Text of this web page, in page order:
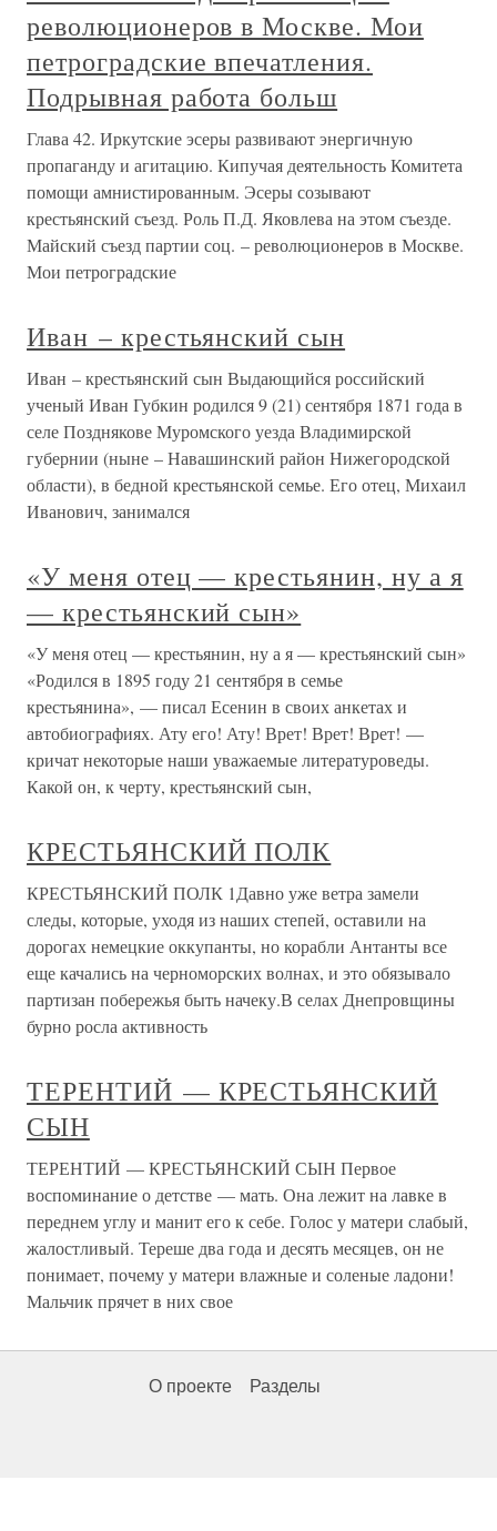
революционеров в Москве. Мои
петроградские впечатления.
Подрывная работа больш
Глава 42. Иркутские эсеры развивают энергичную
пропаганду и агитацию. Кипучая деятельность Комитета
помощи амнистированным. Эсеры созывают
крестьянский съезд. Роль П.Д. Яковлева на этом съезде.
Майский съезд партии соц. – революционеров в Москве.
Мои петроградские
Иван – крестьянский сын
Иван – крестьянский сын Выдающийся российский
ученый Иван Губкин родился 9 (21) сентября 1871 года в
селе Позднякове Муромского уезда Владимирской
губернии (ныне – Навашинский район Нижегородской
области), в бедной крестьянской семье. Его отец, Михаил
Иванович, занимался
«У меня отец — крестьянин, ну а я
— крестьянский сын»
«У меня отец — крестьянин, ну а я — крестьянский сын»
«Родился в 1895 году 21 сентября в семье
крестьянина», — писал Есенин в своих анкетах и
автобиографиях. Ату его! Ату! Врет! Врет! Врет! —
кричат некоторые наши уважаемые литературоведы.
Какой он, к черту, крестьянский сын,
КРЕСТЬЯНСКИЙ ПОЛК
КРЕСТЬЯНСКИЙ ПОЛК 1Давно уже ветра замели
следы, которые, уходя из наших степей, оставили на
дорогах немецкие оккупанты, но корабли Антанты все
еще качались на черноморских волнах, и это обязывало
партизан побережья быть начеку.В селах Днепровщины
бурно росла активность
ТЕРЕНТИЙ — КРЕСТЬЯНСКИЙ
СЫН
ТЕРЕНТИЙ — КРЕСТЬЯНСКИЙ СЫН Первое
воспоминание о детстве — мать. Она лежит на лавке в
переднем углу и манит его к себе. Голос у матери слабый,
жалостливый. Тереше два года и десять месяцев, он не
понимает, почему у матери влажные и соленые ладони!
Мальчик прячет в них свое
О проекте Разделы